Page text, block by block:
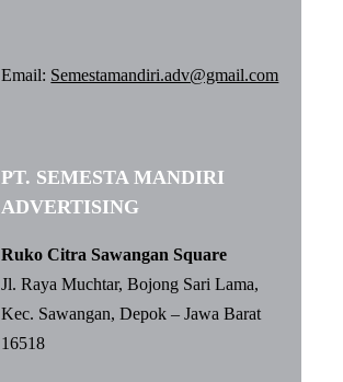
Email: Semestamandiri.adv@gmail.com
PT. SEMESTA MANDIRI
ADVERTISING
Ruko Citra Sawangan Square
Jl. Raya Muchtar, Bojong Sari Lama,
Kec. Sawangan, Depok – Jawa Barat
16518